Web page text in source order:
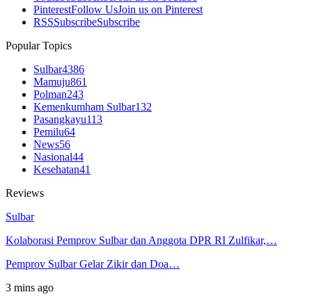
PinterestFollow UsJoin us on Pinterest
RSSSubscribeSubscribe
Popular Topics
Sulbar4386
Mamuju861
Polman243
Kemenkumham Sulbar132
Pasangkayu113
Pemilu64
News56
Nasional44
Kesehatan41
Reviews
Sulbar
Kolaborasi Pemprov Sulbar dan Anggota DPR RI Zulfikar,…
Pemprov Sulbar Gelar Zikir dan Doa…
3 mins ago